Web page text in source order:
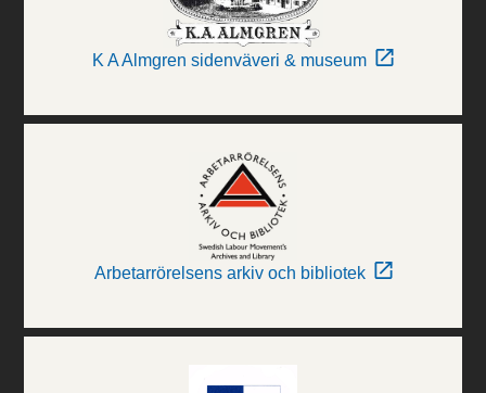
K A Almgren sidenväveri & museum
Arbetarrörelsens arkiv och bibliotek